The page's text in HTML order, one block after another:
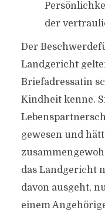
der
Der
Landgericht
Briefadressatin
Kindheit kenne.
gewesen und
das Landgericht
davon ausgeht,
einem